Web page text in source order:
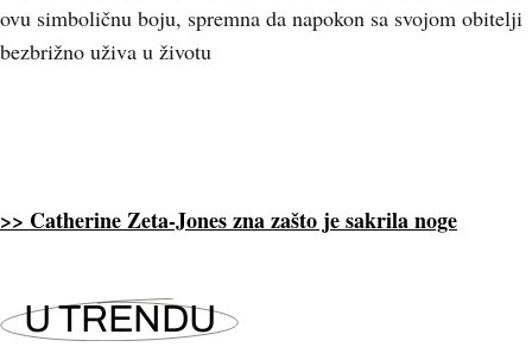
ovu simboličnu boju, spremna da napokon sa svojom obitelji
bezbrižno uživa u životu
>> Catherine Zeta-Jones zna zašto je sakrila noge
U TRENDU